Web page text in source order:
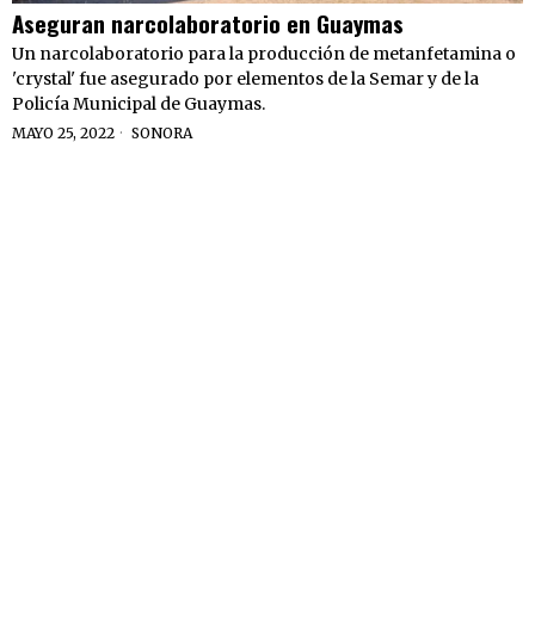
Aseguran narcolaboratorio en Guaymas
Un narcolaboratorio para la producción de metanfetamina o
'crystal' fue asegurado por elementos de la Semar y de la
Policía Municipal de Guaymas.
MAYO 25, 2022 SONORA